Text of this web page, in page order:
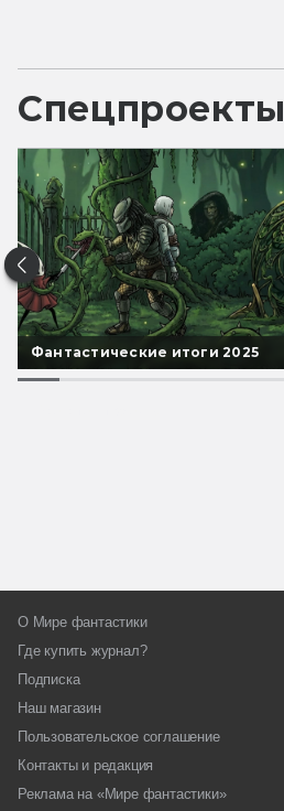
Спецпроекты
Фантастические итоги 2025
О Мире фантастики
Где купить журнал?
Подписка
Наш магазин
Пользовательское соглашение
Контакты и редакция
Реклама на «Мире фантастики»